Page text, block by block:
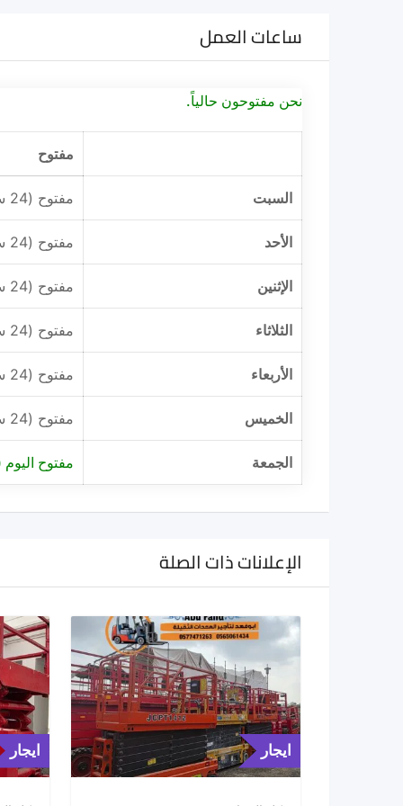
ساعات العمل
نحن مفتوحون حالياً.
مفتوح
السبت مفتوح (24 ساعة)
الأحد مفتوح (24 ساعة)
الإثنين مفتوح (24 ساعة)
الثلاثاء مفتوح (24 ساعة)
الأربعاء مفتوح (24 ساعة)
الخميس مفتوح (24 ساعة)
الجمعة مفتوح اليوم (24
الإعلانات ذات الصلة
ايجار ايجار